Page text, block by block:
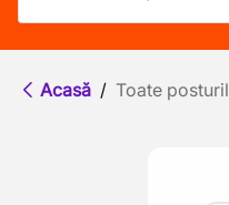
Acasă / Toate